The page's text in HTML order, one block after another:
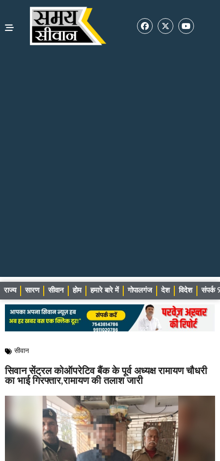
राज्य सारण सीवान होम हमारे बारे में गोपालगंज देश विदेश संपर्क
सीवान
सिवान सेंट्रल कोऑपरेटिव बैंक के पूर्व अध्यक्ष रामायण चौधरी
का भाई गिरफ्तार,रामायण की तलाश जारी